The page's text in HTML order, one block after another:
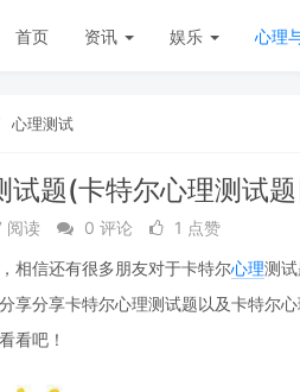
首页 资讯 娱乐 心理
心理测试
试题(卡特尔心理测试
阅读 0 评论
1 点赞
相信还有很多朋友对于卡特尔心理测
享分享卡特尔心理测试题以及卡特尔
看吧！